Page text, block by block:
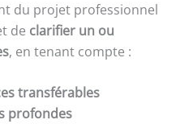
du projet professionnel
de clarifier un ou
, en tenant compte :
transférables
profondes